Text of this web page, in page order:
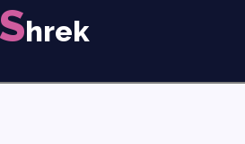
Shrek